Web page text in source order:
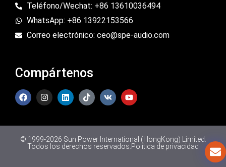
Teléfono/Wechat: +86 13610036494
WhatsApp: +86 13922153566
Correo electrónico: ceo@spe-audio.com
Compártenos
© 1999-2026 Sun Power International (HongKong) Limited.
Todos los derechos reservados. Política de privacidad